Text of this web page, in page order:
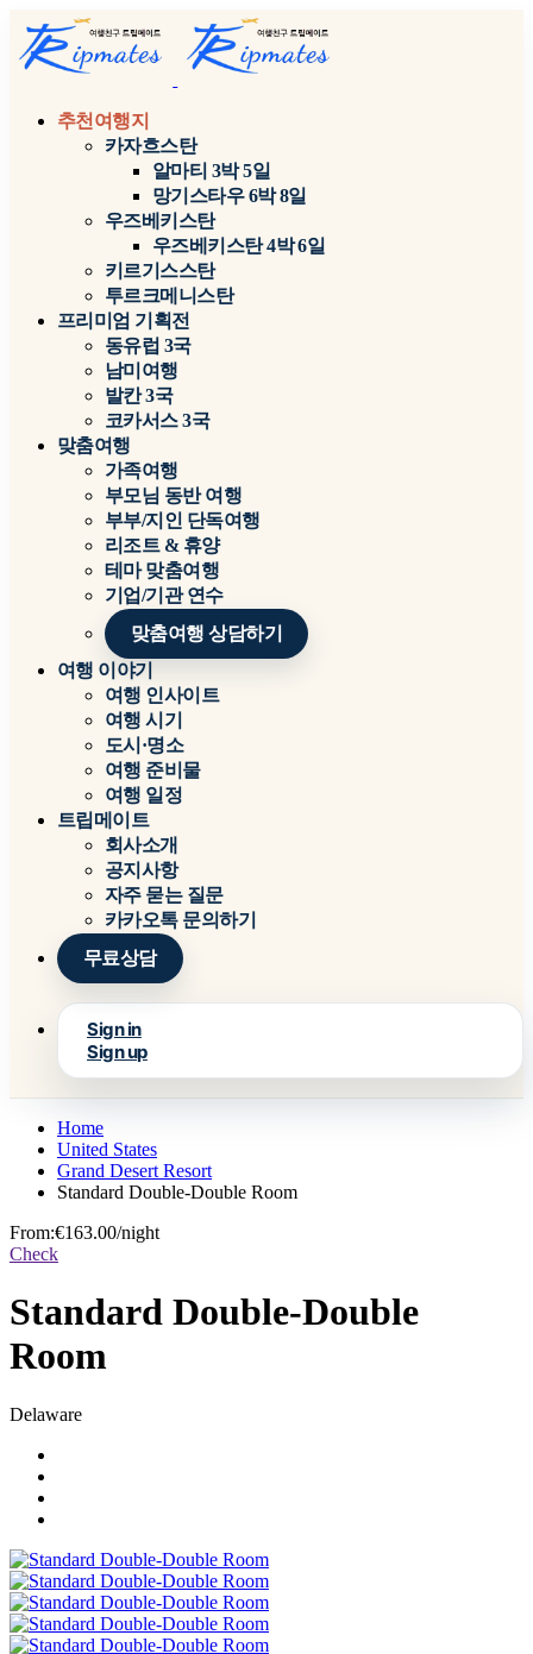
추천여행지
카자흐스탄
알마티 3박 5일
망기스타우 6박 8일
우즈베키스탄
우즈베키스탄 4박 6일
키르기스스탄
투르크메니스탄
프리미엄 기획전
동유럽 3국
남미여행
발칸 3국
코카서스 3국
맞춤여행
가족여행
부모님 동반 여행
부부/지인 단독여행
리조트 & 휴양
테마 맞춤여행
기업/기관 연수
맞춤여행 상담하기
여행 이야기
여행 인사이트
여행 시기
도시·명소
여행 준비물
여행 일정
트립메이트
회사소개
공지사항
자주 묻는 질문
카카오톡 문의하기
무료상담
Sign in
Sign up
Home
United States
Grand Desert Resort
Standard Double-Double Room
From:€163.00/night
Check
Standard Double-Double
Room
Delaware